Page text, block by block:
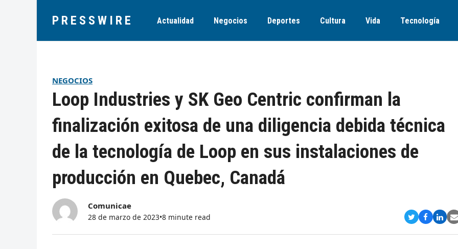
PRESSWIRE Actualidad Negocios Deportes Cultura Vida Tecnología
NEGOCIOS
Loop Industries y SK Geo Centric confirman la
finalización exitosa de una diligencia debida técnica
de la tecnología de Loop en sus instalaciones de
producción en Quebec, Canadá
Comunicae
28 de marzo de 2023•8 minute read Compartir
Twitter